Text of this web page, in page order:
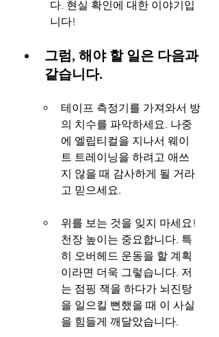
다. 현실 확인에 대한 이야기입
니다!
그럼, 해야 할 일은 다음과
같습니다.
테이프 측정기를 가져와서 방
의 치수를 파악하세요. 나중
에 엘립티컬을 지나서 웨이
트 트레이닝을 하려고 애쓰
지 않을 때 감사하게 될 거라
고 믿으세요.
위를 보는 것을 잊지 마세요!
천장 높이는 중요합니다. 특
히 오버헤드 운동을 할 계획
이라면 더욱 그렇습니다. 저
는 점핑 잭을 하다가 뇌진탕
을 일으킬 뻔했을 때 이 사실
을 힘들게 깨달았습니다.